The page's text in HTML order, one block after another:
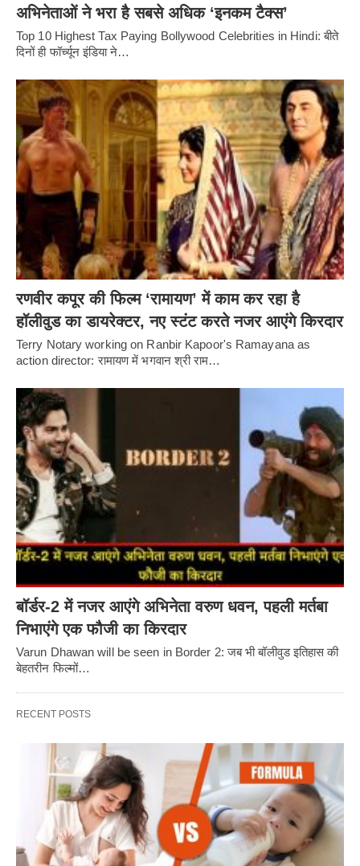
अभिनेताओं ने भरा है सबसे अधिक ‘इनकम टैक्स’
Top 10 Highest Tax Paying Bollywood Celebrities in Hindi: बीते
दिनों ही फॉर्च्यून इंडिया ने…
रणवीर कपूर की फिल्म ‘रामायण’ में काम कर रहा है
हॉलीवुड का डायरेक्टर, नए स्टंट करते नजर आएंगे किरदार
Terry Notary working on Ranbir Kapoor's Ramayana as
action director: रामायण में भगवान श्री राम…
बॉर्डर-2 में नजर आएंगे अभिनेता वरुण धवन, पहली मर्तबा
निभाएंगे एक फौजी का किरदार
Varun Dhawan will be seen in Border 2: जब भी बॉलीवुड इतिहास की
बेहतरीन फिल्मों…
RECENT POSTS